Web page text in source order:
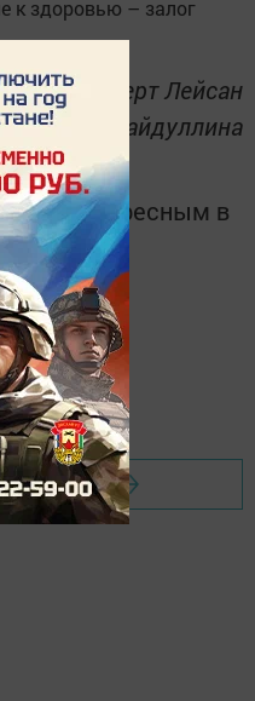
к здоровью – залог
эксперт Лейсан
Шайдуллина
и интересным в
в
MАХ:
новости